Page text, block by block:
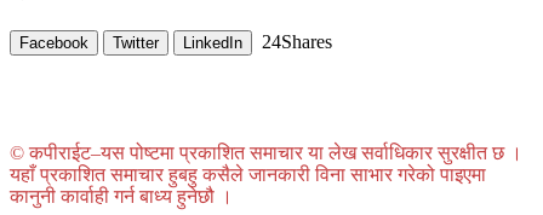
Facebook Twitter LinkedIn 24Shares
© कपीराईट–यस पोष्टमा प्रकाशित समाचार या लेख सर्वाधिकार सुरक्षीत छ ।
यहाँ प्रकाशित समाचार हुबहु कसैले जानकारी विना साभार गरेको पाइएमा
कानुनी कार्वाही गर्न बाध्य हुनेछौ ।